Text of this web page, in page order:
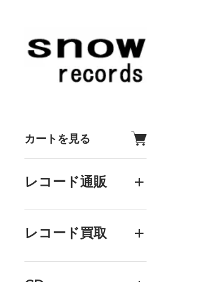
カートを見る
レコード通販
レコード買取